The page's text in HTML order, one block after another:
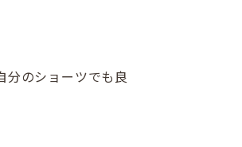
分のショーツでも良